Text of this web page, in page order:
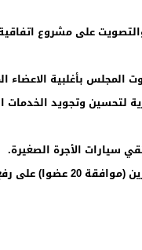
: 17ــ الدراسة والتصويت
لتحسين وتجويد
جرسيف يتضمن ما يلي: